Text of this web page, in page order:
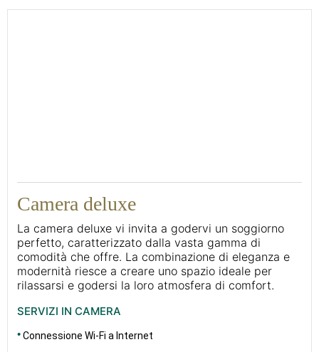
Camera deluxe
La camera deluxe vi invita a godervi un soggiorno
perfetto, caratterizzato dalla vasta gamma di
comodità che offre. La combinazione di eleganza e
modernità riesce a creare uno spazio ideale per
rilassarsi e godersi la loro atmosfera di comfort.
SERVIZI IN CAMERA
Connessione Wi-Fi a Internet